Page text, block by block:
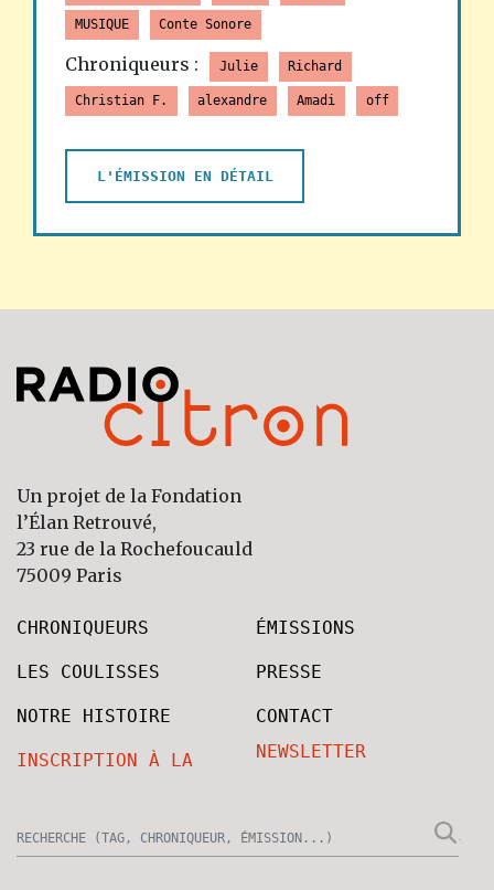
MUSIQUE Conte Sonore
Chroniqueurs : Julie Richard
Christian F. alexandre Amadi off
L'ÉMISSION EN DÉTAIL
Un projet de la Fondation
l’Élan Retrouvé,
23 rue de la Rochefoucauld
75009 Paris
CHRONIQUEURS
LES COULISSES
NOTRE HISTOIRE
ÉMISSIONS
PRESSE
CONTACT
INSCRIPTION À LA NEWSLETTER